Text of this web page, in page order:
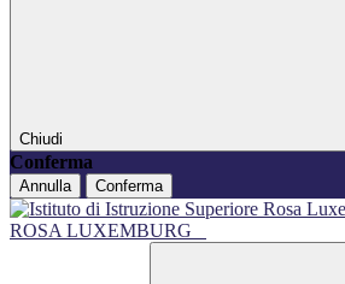
Chiudi
Conferma
Annulla Conferma
ROSA LUXEMBURG